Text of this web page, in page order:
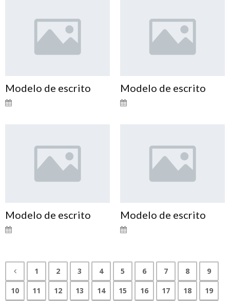
Modelo de escrito Modelo de escrito
Modelo de escrito Modelo de escrito
1 2 3 4 5 6 7 8
9
10
11 12 13 14 15 16 17 18
19